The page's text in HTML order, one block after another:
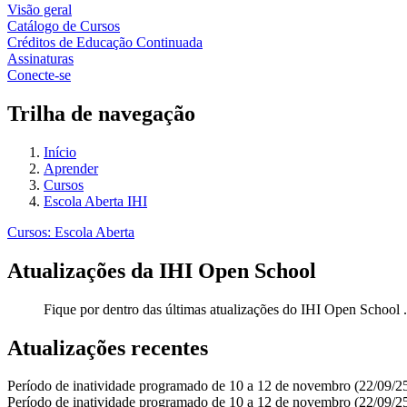
Visão geral
Catálogo de Cursos
Créditos de Educação Continuada
Assinaturas
Conecte-se
Trilha de navegação
Início
Aprender
Cursos
Escola Aberta IHI
Cursos: Escola Aberta
Atualizações da IHI Open School
Fique por dentro das últimas atualizações do IHI Open School .
Atualizações recentes
Período de inatividade programado de 10 a 12 de novembro (22/09/
Período de inatividade programado de 10 a 12 de novembro (22/09/